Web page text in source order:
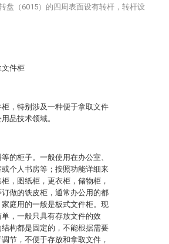
文件柜
，特别涉及一种便于拿取文件
品技术领域。
的柜子。一般使用在办公室、
个人书房等；按照功能详细来
，图纸柜，更衣柜，储物柜，
做的铁皮柜，通常办公用的都
庭用的一般是板式文件柜。现
，一般只具有存放文件的效
构都是固定的，不能根据需要
节，不便于存放和拿取文件，
盘（6015）的四周表面设有转杆，转杆设